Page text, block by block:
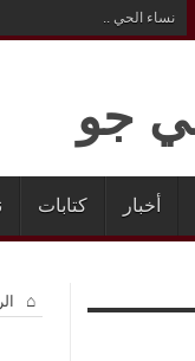
نساء الحي ..
أخبار كتابات